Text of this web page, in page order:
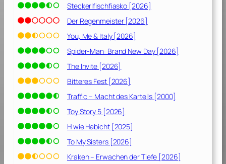
Steckerlfischfiasko [2026]
Der Regenmeister [2026]
You, Me & Italy [2026]
Spider-Man: Brand New Day [2026]
The Invite [2026]
Bitteres Fest [2026]
Traffic – Macht des Kartells [2000]
Toy Story 5 [2026]
H wie Habicht [2025]
To My Sisters [2026]
Kraken – Erwachen der Tiefe [2026]